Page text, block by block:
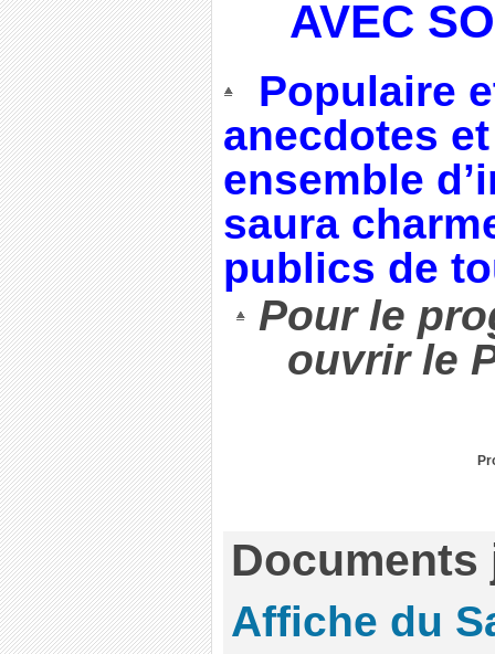
AVEC
Populaire
anecdotes
ensemble
saura
publics de
Pour le
ouvrir le
Documents
Affiche du